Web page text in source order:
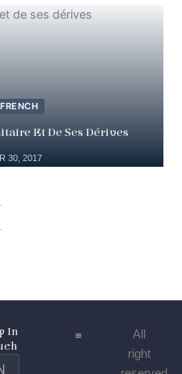
Et De Ses Dérives
30, 2017
In
All
right